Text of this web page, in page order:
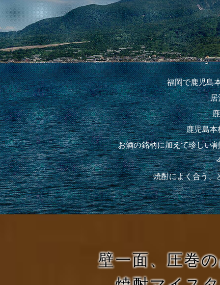
福岡で鹿児島
居
鹿児島本
お酒の銘柄に加えて珍しい
焼酎によく合う、
壁一面、圧巻